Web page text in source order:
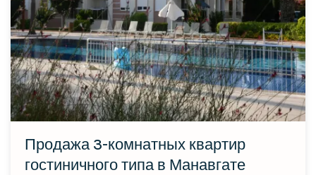
Продажа 3-комнатных квартир
гостиничного типа в Манавгате